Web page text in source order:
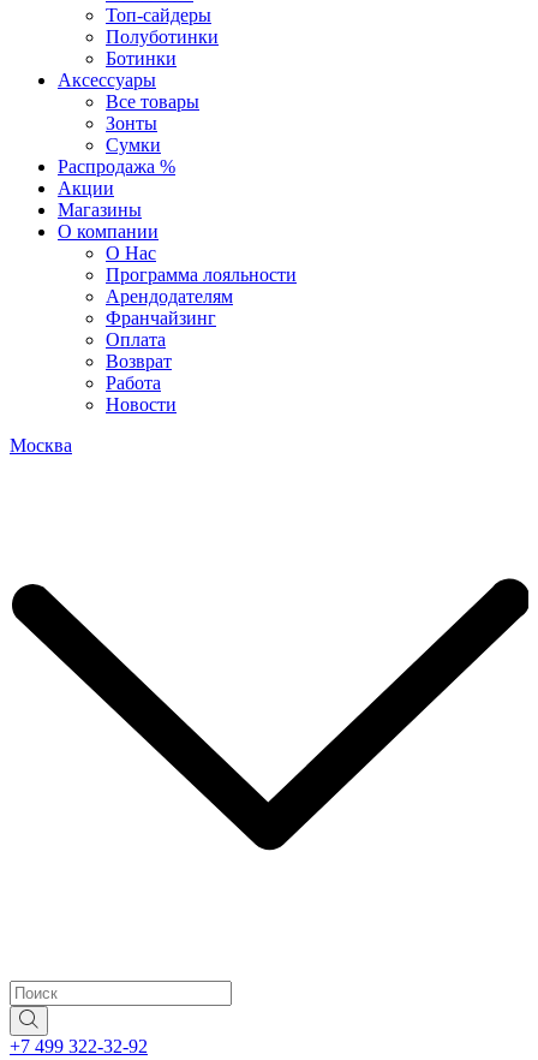
Топ-сайдеры
Полуботинки
Ботинки
Аксессуары
Все товары
Зонты
Сумки
Распродажа %
Акции
Магазины
О компании
О Нас
Программа лояльности
Арендодателям
Франчайзинг
Оплата
Возврат
Работа
Новости
Москва
+7 499 322-32-92